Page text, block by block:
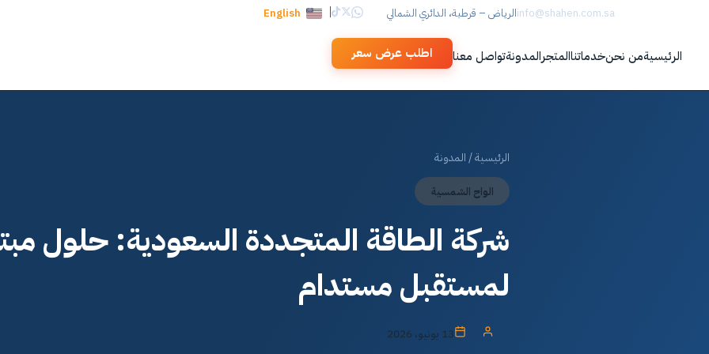
info@shahen.com.saالرياض – قرطبة، الدائري الشمالي English
الرئيسيةمن نحنخدماتناالمتجرالمدونةتواصل معنا اطلب عرض سعر
الرئيسية/المدونة
الواح الشمسية
شركة الطاقة المتجددة السعودية: حلول
لمستقبل مستدام
13 يونيو، 2026